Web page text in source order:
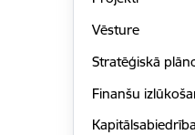
Vēsture
Stratēģiskā
Finanšu